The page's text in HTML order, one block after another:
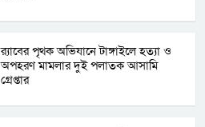
র‌্যাবের পৃথক অভিযানে টাঙ্গাইলে হত্যা ও
অপহরণ মামলার দুই পলাতক আসামি
গ্রেপ্তার